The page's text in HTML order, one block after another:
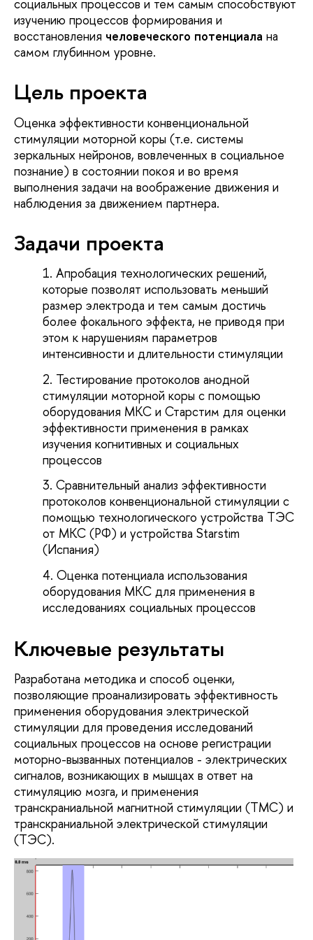
социальных процессов и тем самым способствуют
изучению процессов формирования и
восстановления человеческого потенциала на
самом глубинном уровне.
Цель проекта
Оценка эффективности конвенциональной
стимуляции моторной коры (т.е. системы
зеркальных нейронов, вовлеченных в социальное
познание) в состоянии покоя и во время
выполнения задачи на воображение движения и
наблюдения за движением партнера.
Задачи проекта
Апробация технологических решений,
которые позволят использовать меньший
размер электрода и тем самым достичь
более фокального эффекта, не приводя при
этом к нарушениям параметров
интенсивности и длительности стимуляции
Тестирование протоколов анодной
стимуляции моторной коры с помощью
оборудования МКС и Старстим для оценки
эффективности применения в рамках
изучения когнитивных и социальных
процессов
Сравнительный анализ эффективности
протоколов конвенциональной стимуляции с
помощью технологического устройства ТЭС
от МКС (РФ) и устройства Starstim
(Испания)
Оценка потенциала использования
оборудования МКС для применения в
исследованиях социальных процессов
Ключевые результаты
Разработана методика и способ оценки,
позволяющие проанализировать эффективность
применения оборудования электрической
стимуляции для проведения исследований
социальных процессов на основе регистрации
моторно-вызванных потенциалов - электрических
сигналов, возникающих в мышцах в ответ на
стимуляцию мозга, и применения
транскраниальной магнитной стимуляции (ТМС) и
транскраниальной электрической стимуляции
(ТЭС).